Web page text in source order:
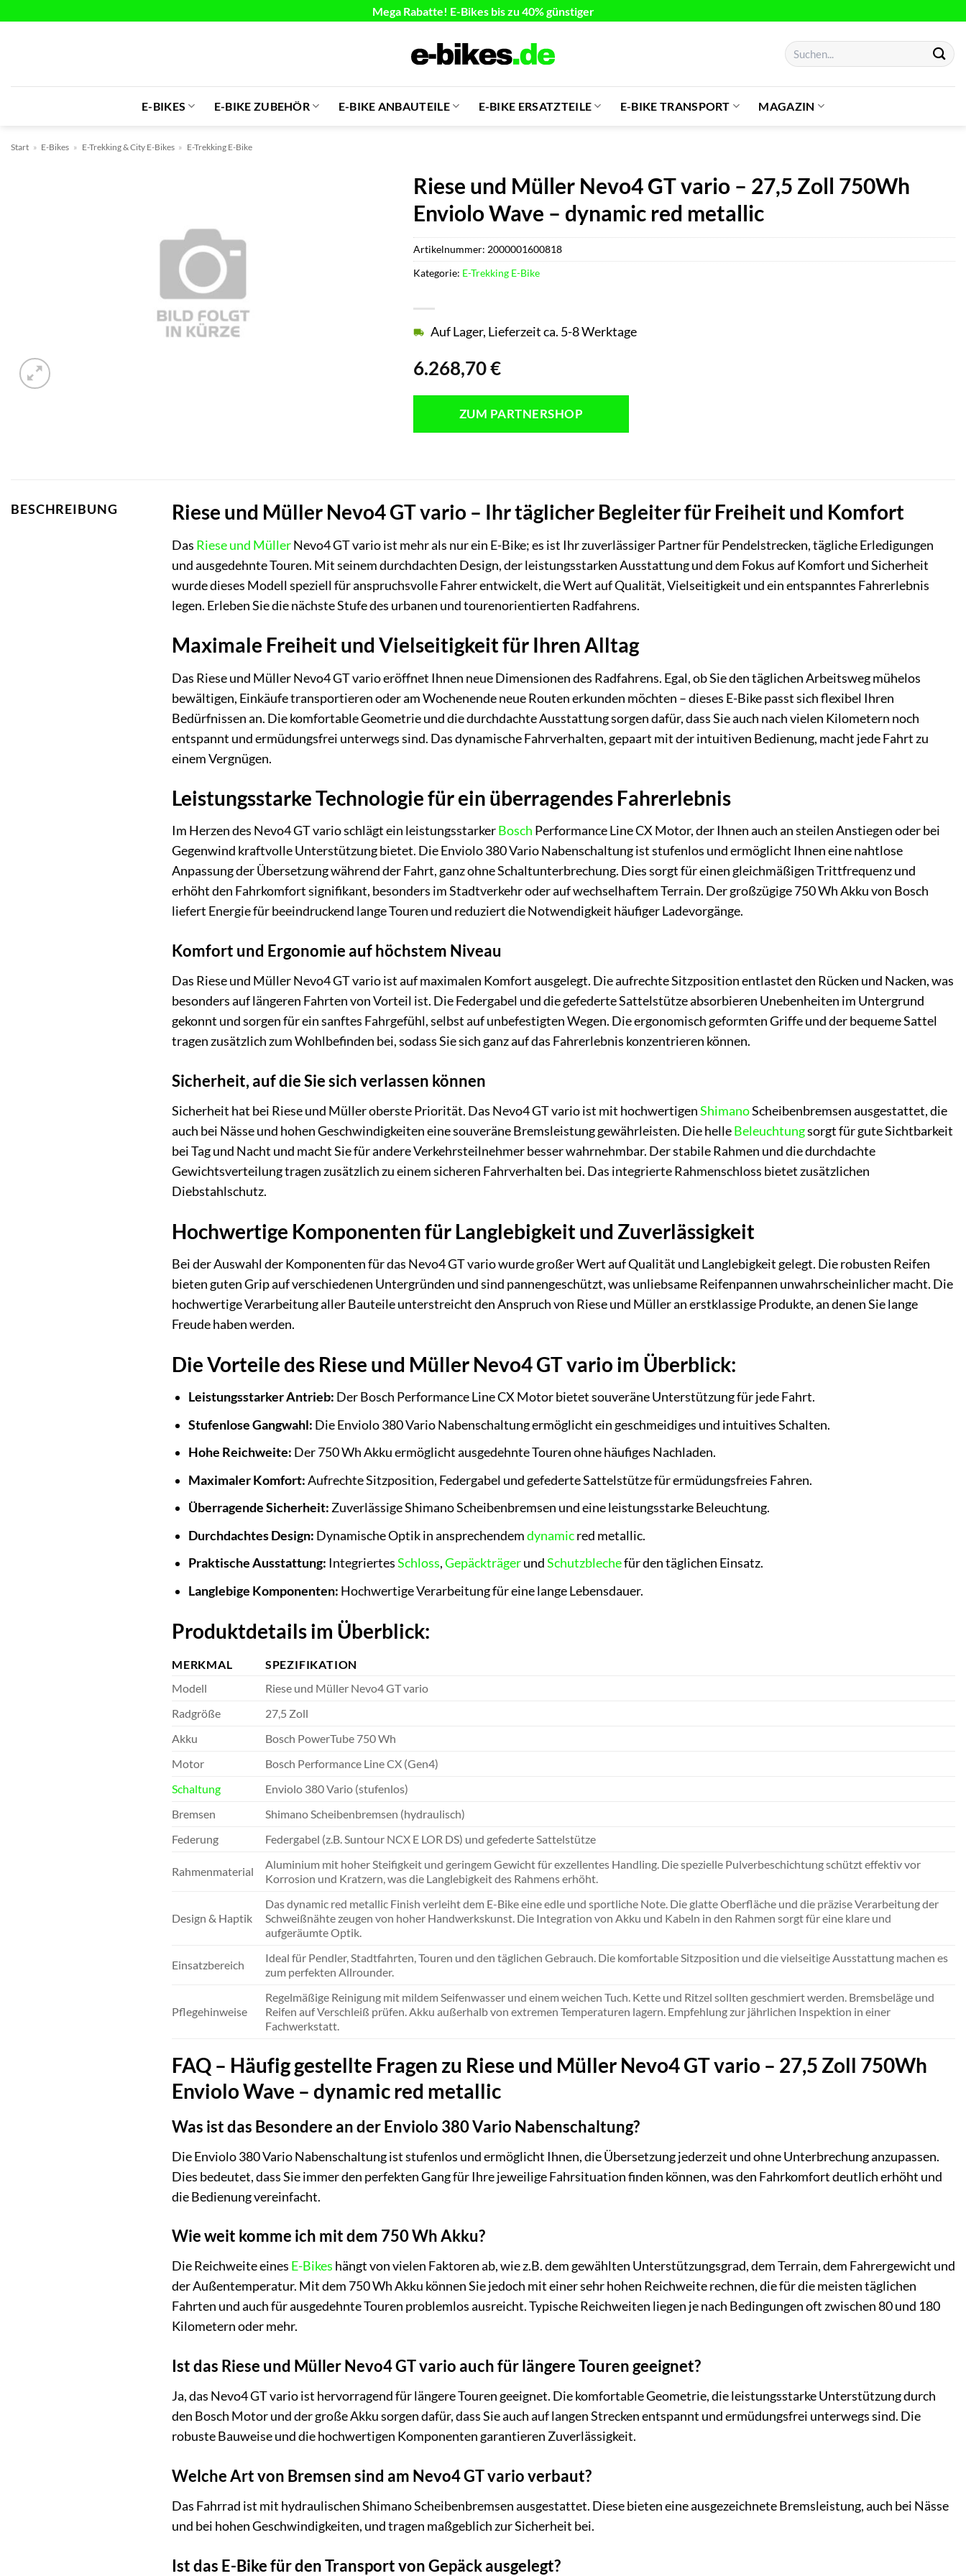
Mega Rabatte! E-Bikes bis zu 40% günstiger
Suchen
nach:
E-BIKES E-BIKE ZUBEHÖR E-BIKE ANBAUTEILE E-BIKE ERSATZTEILE E-BIKE TRANSPORT MAGAZIN
Start » E-Bikes » E-Trekking & City E-Bikes » E-Trekking E-Bike
Riese und Müller Nevo4 GT vario – 27,5 Zoll 750Wh
Enviolo Wave – dynamic red metallic
6.268,70€
Auf Lager, Lieferzeit ca. 5-8 Werktage
ZUM PARTNERSHOP
Artikelnummer: 2000001600818
Kategorie: E-Trekking E-Bike
BESCHREIBUNG Riese und Müller Nevo4 GT vario – Ihr täglicher Begleiter für Freiheit und Komfort
Das Riese und MüllerNevo4 GT vario ist mehr als nur ein E-Bike; es ist Ihr zuverlässiger Partner für Pendelstrecken, tägliche Erledigungen
und ausgedehnte Touren. Mit seinem durchdachten Design, der leistungsstarken Ausstattung und dem Fokus auf Komfort und Sicherheit
wurde dieses Modell speziell für anspruchsvolle Fahrer entwickelt, die Wert auf Qualität, Vielseitigkeit und ein entspanntes Fahrerlebnis
legen. Erleben Sie die nächste Stufe des urbanen und tourenorientierten Radfahrens.
Maximale Freiheit und Vielseitigkeit für Ihren Alltag
Das Riese und Müller Nevo4 GT vario eröffnet Ihnen neue Dimensionen des Radfahrens. Egal, ob Sie den täglichen Arbeitsweg mühelos
bewältigen, Einkäufe transportieren oder am Wochenende neue Routen erkunden möchten – dieses E-Bike passt sich flexibel Ihren
Bedürfnissen an. Die komfortable Geometrie und die durchdachte Ausstattung sorgen dafür, dass Sie auch nach vielen Kilometern noch
entspannt und ermüdungsfrei unterwegs sind. Das dynamische Fahrverhalten, gepaart mit der intuitiven Bedienung, macht jede Fahrt zu
einem Vergnügen.
Leistungsstarke Technologie für ein überragendes Fahrerlebnis
Im Herzen des Nevo4 GT vario schlägt ein leistungsstarkerBosch Performance Line CX Motor, der Ihnen auch an steilen Anstiegen oder bei
Gegenwind kraftvolle Unterstützung bietet. Die Enviolo 380 Vario Nabenschaltung ist stufenlos und ermöglicht Ihnen eine nahtlose
Anpassung der Übersetzung während der Fahrt, ganz ohne Schaltunterbrechung. Dies sorgt für einen gleichmäßigen Trittfrequenz und
erhöht den Fahrkomfort signifikant, besonders im Stadtverkehr oder auf wechselhaftem Terrain. Der großzügige 750 Wh Akku von Bosch
liefert Energie für beeindruckend lange Touren und reduziert die Notwendigkeit häufiger Ladevorgänge.
Komfort und Ergonomie auf höchstem Niveau
Das Riese und Müller Nevo4 GT vario ist auf maximalen Komfort ausgelegt. Die aufrechte Sitzposition entlastet den Rücken und Nacken, was
besonders auf längeren Fahrten von Vorteil ist. Die Federgabel und die gefederte Sattelstütze absorbieren Unebenheiten im Untergrund
gekonnt und sorgen für ein sanftes Fahrgefühl, selbst auf unbefestigten Wegen. Die ergonomisch geformten Griffe und der bequeme Sattel
tragen zusätzlich zum Wohlbefinden bei, sodass Sie sich ganz auf das Fahrerlebnis konzentrieren können.
Sicherheit, auf die Sie sich verlassen können
Sicherheit hat bei Riese und Müller oberste Priorität. Das Nevo4 GT vario ist mit hochwertigenShimanoScheibenbremsen ausgestattet, die
auch bei Nässe und hohen Geschwindigkeiten eine souveräne Bremsleistung gewährleisten. Die helleBeleuchtungsorgt für gute Sichtbarkeit
bei Tag und Nacht und macht Sie für andere Verkehrsteilnehmer besser wahrnehmbar. Der stabile Rahmen und die durchdachte
Gewichtsverteilung tragen zusätzlich zu einem sicheren Fahrverhalten bei. Das integrierte Rahmenschloss bietet zusätzlichen
Diebstahlschutz.
Hochwertige Komponenten für Langlebigkeit und Zuverlässigkeit
Bei der Auswahl der Komponenten für das Nevo4 GT vario wurde großer Wert auf Qualität und Langlebigkeit gelegt. Die robusten Reifen
bieten guten Grip auf verschiedenen Untergründen und sind pannengeschützt, was unliebsame Reifenpannen unwahrscheinlicher macht. Die
hochwertige Verarbeitung aller Bauteile unterstreicht den Anspruch von Riese und Müller an erstklassige Produkte, an denen Sie lange
Freude haben werden.
Die Vorteile des Riese und Müller Nevo4 GT vario im Überblick:
Leistungsstarker Antrieb: Der Bosch Performance Line CX Motor bietet souveräne Unterstützung für jede Fahrt.
Stufenlose Gangwahl: Die Enviolo 380 Vario Nabenschaltung ermöglicht ein geschmeidiges und intuitives Schalten.
Hohe Reichweite: Der 750 Wh Akku ermöglicht ausgedehnte Touren ohne häufiges Nachladen.
Maximaler Komfort:Aufrechte Sitzposition, Federgabel und gefederte Sattelstütze für ermüdungsfreies Fahren.
Überragende Sicherheit:Zuverlässige Shimano Scheibenbremsen und eine leistungsstarke Beleuchtung.
Durchdachtes Design: Dynamische Optik in ansprechendemdynamicred metallic.
Praktische Ausstattung: IntegriertesSchloss,GepäckträgerundSchutzblechefür den täglichen Einsatz.
Langlebige Komponenten: Hochwertige Verarbeitung für eine lange Lebensdauer.
Produktdetails im Überblick:
MERKMAL
SPEZIFIKATION
Modell
Riese und Müller Nevo4 GT vario
Radgröße
27,5 Zoll
Akku
Bosch PowerTube 750 Wh
Motor
Bosch Performance Line CX (Gen4)
Schaltung
Enviolo 380 Vario (stufenlos)
Bremsen
Shimano Scheibenbremsen (hydraulisch)
Federung
Federgabel (z.B. Suntour NCX E LOR DS) und gefederte Sattelstütze
Rahmenmaterial
Aluminium mit hoher Steifigkeit und geringem Gewicht für exzellentes Handling. Die spezielle Pulverbeschichtung schützt effektiv vor
Korrosion und Kratzern, was die Langlebigkeit des Rahmens erhöht.
Design & Haptik
Das dynamic red metallic Finish verleiht dem E-Bike eine edle und sportliche Note. Die glatte Oberfläche und die präzise Verarbeitung der
Schweißnähte zeugen von hoher Handwerkskunst. Die Integration von Akku und Kabeln in den Rahmen sorgt für eine klare und
aufgeräumte Optik.
Einsatzbereich
Ideal für Pendler, Stadtfahrten, Touren und den täglichen Gebrauch. Die komfortable Sitzposition und die vielseitige Ausstattung machen es
zum perfekten Allrounder.
Pflegehinweise
Regelmäßige Reinigung mit mildem Seifenwasser und einem weichen Tuch. Kette und Ritzel sollten geschmiert werden. Bremsbeläge und
Reifen auf Verschleiß prüfen. Akku außerhalb von extremen Temperaturen lagern. Empfehlung zur jährlichen Inspektion in einer
Fachwerkstatt.
FAQ – Häufig gestellte Fragen zu Riese und Müller Nevo4 GT vario – 27,5 Zoll 750Wh
Enviolo Wave – dynamic red metallic
Was ist das Besondere an der Enviolo 380 Vario Nabenschaltung?
Die Enviolo 380 Vario Nabenschaltung ist stufenlos und ermöglicht Ihnen, die Übersetzung jederzeit und ohne Unterbrechung anzupassen.
Dies bedeutet, dass Sie immer den perfekten Gang für Ihre jeweilige Fahrsituation finden können, was den Fahrkomfort deutlich erhöht und
die Bedienung vereinfacht.
Wie weit komme ich mit dem 750 Wh Akku?
Die Reichweite eines E-Bikes hängt von vielen Faktoren ab, wie z.B. dem gewählten Unterstützungsgrad, dem Terrain, dem Fahrergewicht und
der Außentemperatur. Mit dem 750 Wh Akku können Sie jedoch mit einer sehr hohen Reichweite rechnen, die für die meisten täglichen
Fahrten und auch für ausgedehnte Touren problemlos ausreicht. Typische Reichweiten liegen je nach Bedingungen oft zwischen 80 und 180
Kilometern oder mehr.
Ist das Riese und Müller Nevo4 GT vario auch für längere Touren geeignet?
Ja, das Nevo4 GT vario ist hervorragend für längere Touren geeignet. Die komfortable Geometrie, die leistungsstarke Unterstützung durch
den Bosch Motor und der große Akku sorgen dafür, dass Sie auch auf langen Strecken entspannt und ermüdungsfrei unterwegs sind. Die
robuste Bauweise und die hochwertigen Komponenten garantieren Zuverlässigkeit.
Welche Art von Bremsen sind am Nevo4 GT vario verbaut?
Das Fahrrad ist mit hydraulischen Shimano Scheibenbremsen ausgestattet. Diese bieten eine ausgezeichnete Bremsleistung, auch bei Nässe
und bei hohen Geschwindigkeiten, und tragen maßgeblich zur Sicherheit bei.
Ist das E-Bike für den Transport von Gepäck ausgelegt?